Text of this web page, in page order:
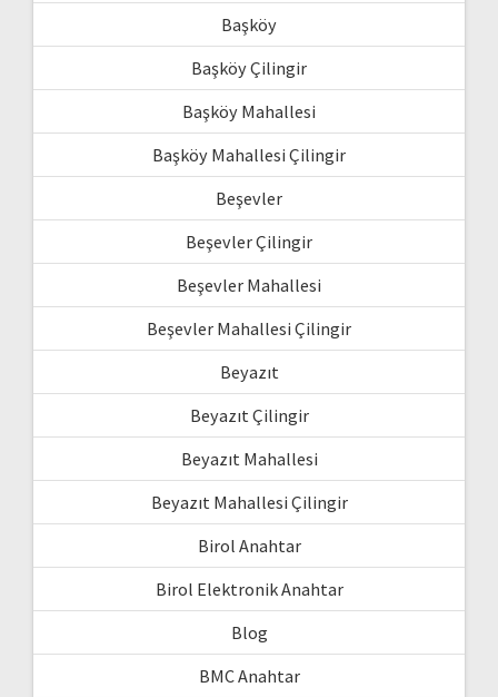
Başköy
Başköy Çilingir
Başköy Mahallesi
Başköy Mahallesi Çilingir
Beşevler
Beşevler Çilingir
Beşevler Mahallesi
Beşevler Mahallesi Çilingir
Beyazıt
Beyazıt Çilingir
Beyazıt Mahallesi
Beyazıt Mahallesi Çilingir
Birol Anahtar
Birol Elektronik Anahtar
Blog
BMC Anahtar